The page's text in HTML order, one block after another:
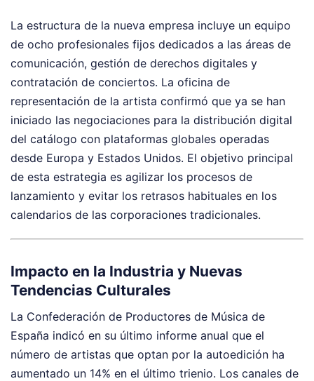
La estructura de la nueva empresa incluye un equipo
de ocho profesionales fijos dedicados a las áreas de
comunicación, gestión de derechos digitales y
contratación de conciertos. La oficina de
representación de la artista confirmó que ya se han
iniciado las negociaciones para la distribución digital
del catálogo con plataformas globales operadas
desde Europa y Estados Unidos. El objetivo principal
de esta estrategia es agilizar los procesos de
lanzamiento y evitar los retrasos habituales en los
calendarios de las corporaciones tradicionales.
Impacto en la Industria y Nuevas
Tendencias Culturales
La Confederación de Productores de Música de
España indicó en su último informe anual que el
número de artistas que optan por la autoedición ha
aumentado un 14% en el último trienio. Los canales de